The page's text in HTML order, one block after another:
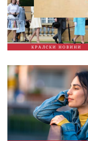
КРАЛСКИ НОВИНИ